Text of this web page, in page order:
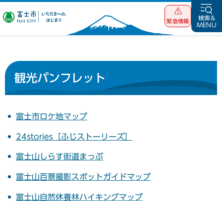
富士市 いただ
緊急情報
検索&
MENU
観光パンフレット
富士市ロケ地マップ
24stories［ふじストーリーズ］
富士山しらす街道まっぷ
富士山百景撮影スポットガイドマップ
富士山自然休養林ハイキングマップ